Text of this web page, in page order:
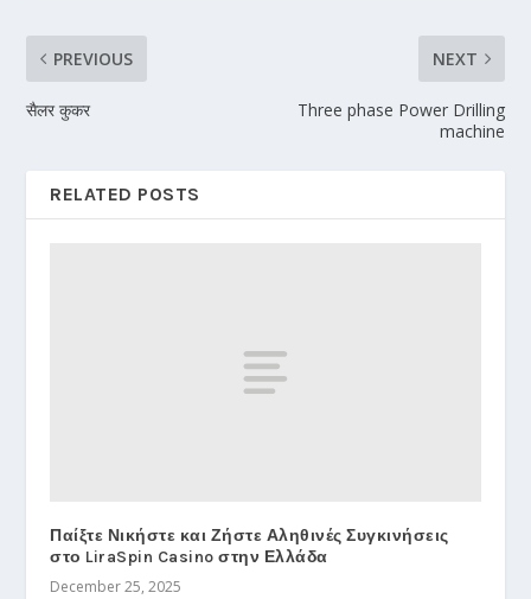
PREVIOUS
सैलर कुकर
NEXT
Three phase Power Drilling
machine
RELATED POSTS
Παίξτε Νικήστε και Ζήστε Αληθινές Συγκινήσεις
στο LiraSpin Casino στην Ελλάδα
December 25, 2025